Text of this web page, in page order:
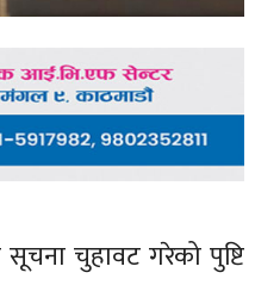
सूचना चुहावट गरेको पुष्टि